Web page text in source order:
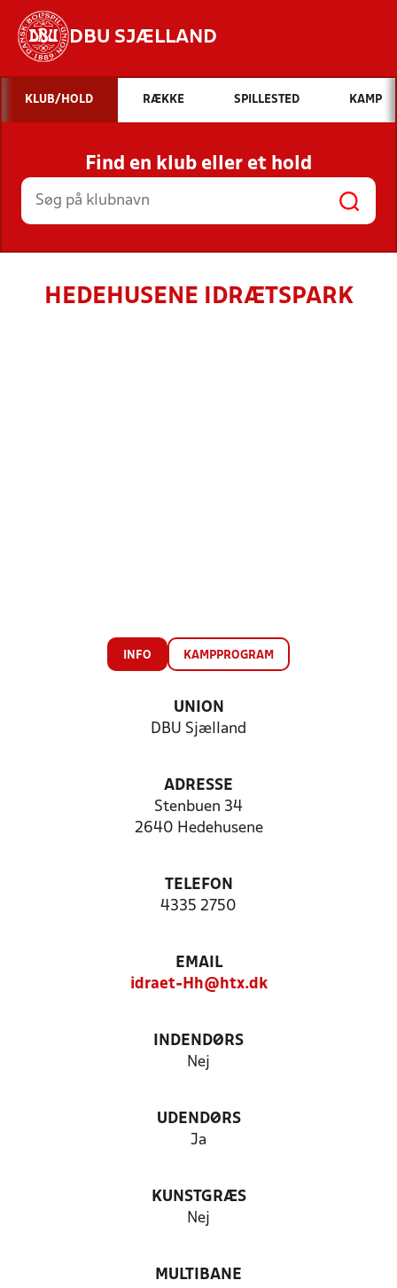
DBU SJÆLLAND
Hvad vil du søge efter?
INDHOLD OG NYHEDER
STILLINGER, RESULTATER, KLUBBER OG
HOLD
KLUB/HOLD RÆKKE SPILLESTED KAMP
Find en klub eller et hold
HEDEHUSENE IDRÆTSPARK
INFO KAMPPROGRAM
UNION
DBU Sjælland
ADRESSE
Stenbuen 34
2640 Hedehusene
TELEFON
4335 2750
EMAIL
idraet-Hh@htx.dk
INDENDØRS
Nej
UDENDØRS
Ja
KUNSTGRÆS
Nej
MULTIBANE